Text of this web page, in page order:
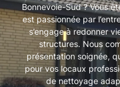
Bonnevoie-Sud ? Vous
est passionnée par
s’engage à redonner
structures. Nous
présentation soignée,
pour vos locaux
de nettoyage